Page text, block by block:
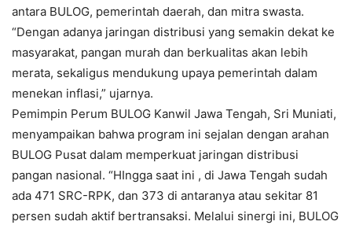
antara BULOG, pemerintah daerah, dan mitra swasta.
“Dengan adanya jaringan distribusi yang semakin dekat ke
masyarakat, pangan murah dan berkualitas akan lebih
merata, sekaligus mendukung upaya pemerintah dalam
menekan inflasi,” ujarnya.
Pemimpin Perum BULOG Kanwil Jawa Tengah, Sri Muniati,
menyampaikan bahwa program ini sejalan dengan arahan
BULOG Pusat dalam memperkuat jaringan distribusi
pangan nasional. “HIngga saat ini , di Jawa Tengah sudah
ada 471 SRC-RPK, dan 373 di antaranya atau sekitar 81
persen sudah aktif bertransaksi. Melalui sinergi ini, BULOG